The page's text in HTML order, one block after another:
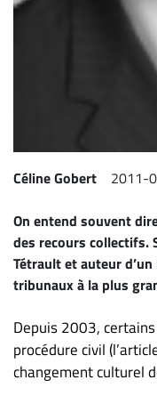
ENTREPRISES
Espace
entreprises
Page
entreprises
Publier
un
emploi
Céline Gobert 2011-
On entend souvent
des recours collectifs.
Tétrault et auteur
tribunaux à la plus
Depuis 2003,
procédure civil
changement culturel